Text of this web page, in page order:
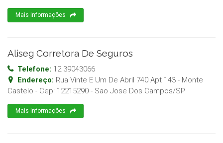
Mais Informações
Aliseg Corretora De Seguros
Telefone: 12 39043066
Endereço: Rua Vinte E Um De Abril 740 Apt 143 - Monte
Castelo - Cep: 12215290 - Sao Jose Dos Campos/SP
Mais Informações